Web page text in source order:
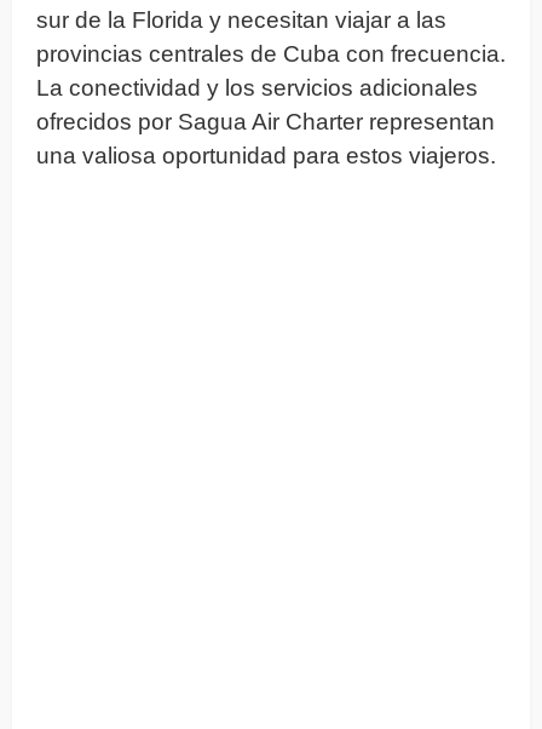
sur de la Florida y necesitan viajar a las
provincias centrales de Cuba con frecuencia.
La conectividad y los servicios adicionales
ofrecidos por Sagua Air Charter representan
una valiosa oportunidad para estos viajeros.